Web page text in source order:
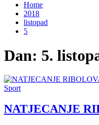
Home
2018
listopad
5
Dan: 5.
Sport
NATJECANJE